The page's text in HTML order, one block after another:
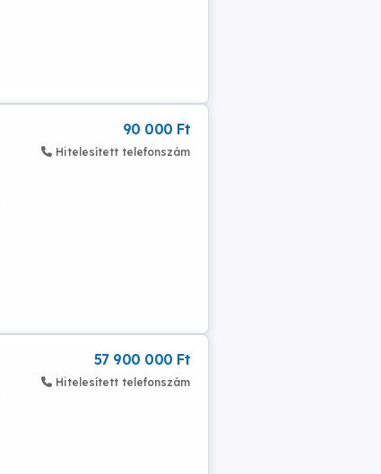
90 000 Ft
Hitelesített telefonszám
57 900 000 Ft
Hitelesített telefonszám